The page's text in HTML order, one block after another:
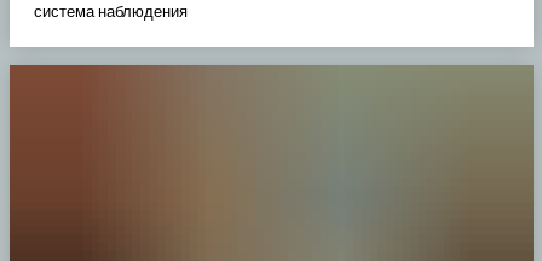
система наблюдения